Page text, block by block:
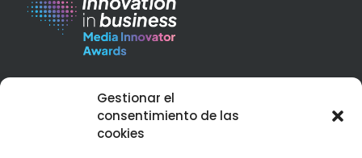
Gestionar el
consentimiento de las
cookies
Best Corporate Branding & Digital Marketing 2023 – Peru
Web Design Services Excellence Award 2023 – Peru